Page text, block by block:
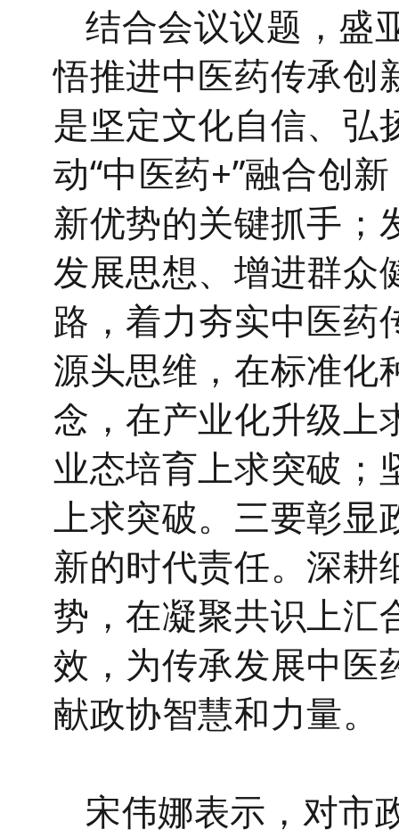
结合会议议题，盛
悟推进中医药传承创
是坚定文化自信、弘
动“中医药+”融合创
新优势的关键抓手；
发展思想、增进群众
路，着力夯实中医药
源头思维，在标准化
念，在产业化升级上
业态培育上求突破；
上求突破。 三要彰显
新的时代责任。深耕
势，在凝聚共识上汇
效，为传承发展中医
献政协智慧和力量。
宋伟娜表示 ，对